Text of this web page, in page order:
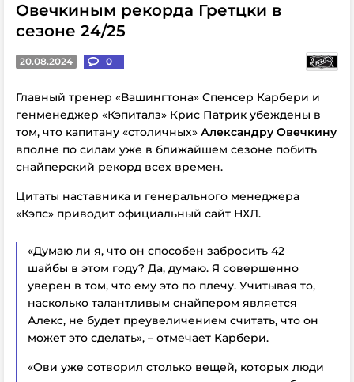
Овечкиным рекорда Гретцки в
сезоне 24/25
20.08.2024 0
Главный тренер «Вашингтона» Спенсер Карбери и
генменеджер «Кэпиталз» Крис Патрик убеждены в
том, что капитану «столичных» Александру Овечкину
вполне по силам уже в ближайшем сезоне побить
снайперский рекорд всех времен.
Цитаты наставника и генерального менеджера
«Кэпс» приводит официальный сайт НХЛ.
«Думаю ли я, что он способен забросить 42
шайбы в этом году? Да, думаю. Я совершенно
уверен в том, что ему это по плечу. Учитывая то,
насколько талантливым снайпером является
Алекс, не будет преувеличением считать, что он
может это сделать», – отмечает Карбери.
«Ови уже сотворил столько вещей, которых люди